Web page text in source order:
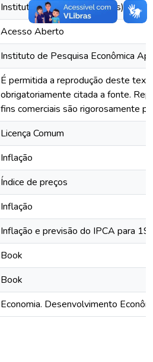
Instituto de Pesquisas (Inpes)
Acesso Aberto
Instituto de Pesquisa Econômica
É permitida a reprodução deste
obrigatoriamente citada a fonte.
fins comerciais são rigorosamente
Licença Comum
Inflação
Índice de preços
Inflação
Inflação e previsão do IPCA para
Book
Book
Economia. Desenvolvimento